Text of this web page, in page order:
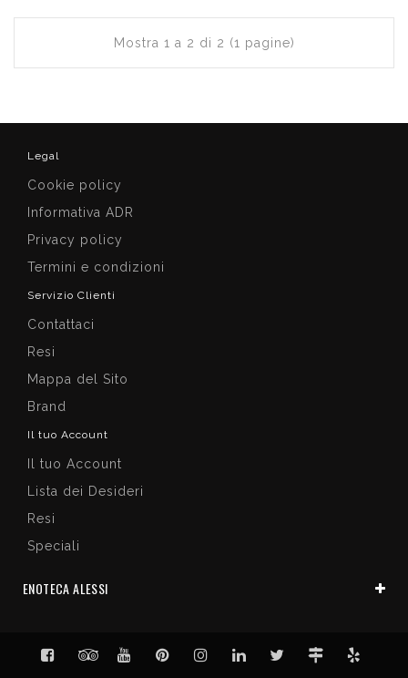
Mostra 1 a 2 di 2 (1 pagine)
Legal
Cookie policy
Informativa ADR
Privacy policy
Termini e condizioni
Servizio Clienti
Contattaci
Resi
Mappa del Sito
Brand
Il tuo Account
Il tuo Account
Lista dei Desideri
Resi
Speciali
ENOTECA ALESSI